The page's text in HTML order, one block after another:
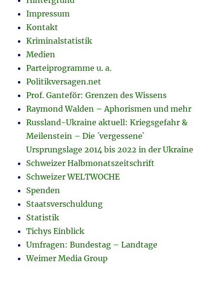
Impressum
Kontakt
Kriminalstatistik
Medien
Parteiprogramme u. a.
Politikversagen.net
Prof. Ganteför: Grenzen des Wissens
Raymond Walden – Aphorismen und mehr
Russland-Ukraine aktuell: Kriegsgefahr &
Meilenstein – Die ´vergessene`
Ursprungslage 2014 bis 2022 in der Ukraine
Schweizer Halbmonatszeitschrift
Schweizer WELTWOCHE
Spenden
Staatsverschuldung
Statistik
Tichys Einblick
Umfragen: Bundestag – Landtage
Weimer Media Group